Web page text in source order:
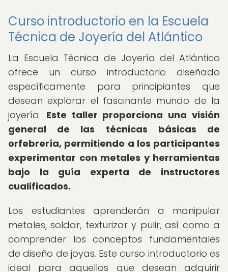
Curso introductorio en la Escuela
Técnica de Joyería del Atlántico
La Escuela Técnica de Joyería del Atlántico
ofrece un curso introductorio diseñado
específicamente para principiantes que
desean explorar el fascinante mundo de la
joyería. Este taller proporciona una visión
general de las técnicas básicas de
orfebrería, permitiendo a los participantes
experimentar con metales y herramientas
bajo la guía experta de instructores
cualificados.
Los estudiantes aprenderán a manipular
metales, soldar, texturizar y pulir, así como a
comprender los conceptos fundamentales
de diseño de joyas. Este curso introductorio es
ideal para aquellos que desean adquirir